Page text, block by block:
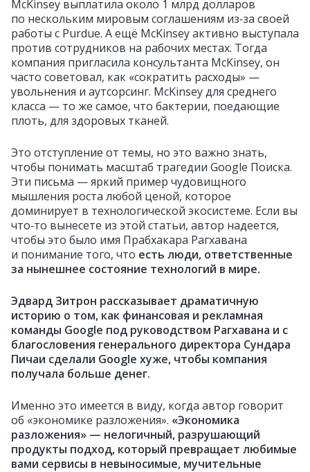
McKinsey выплатила около 1 млрд долларов
по нескольким мировым соглашениям из‑за своей
работы с Purdue. А ещё McKinsey активно выступала
против сотрудников на рабочих местах. Тогда
компания пригласила консультанта McKinsey, он
часто советовал, как «сократить расходы» —
увольнения и аутсорсинг. McKinsey для среднего
класса — то же самое, что бактерии, поедающие
плоть, для здоровых тканей.
Это отступление от темы, но это важно знать,
чтобы понимать масштаб трагедии Google Поиска.
Эти письма — яркий пример чудовищного
мышления роста любой ценой, которое
доминирует в технологической экосистеме. Если вы
что‑то вынесете из этой статьи, автор надеется,
чтобы это было имя Прабхакара Рагхавана
и понимание того, что есть люди, ответственные
за нынешнее состояние технологий в мире.
Эдвард Зитрон рассказывает драматичную
историю о том, как финансовая и рекламная
команды Google под руководством Рагхавана и с
благословения генерального директора Сундара
Пичаи сделали Google хуже, чтобы компания
получала больше денег.
Именно это имеется в виду, когда автор говорит
об «экономике разложения». «Экономика
разложения» — нелогичный, разрушающий
продукты подход, который превращает любимые
вами сервисы в невыносимые, мучительные